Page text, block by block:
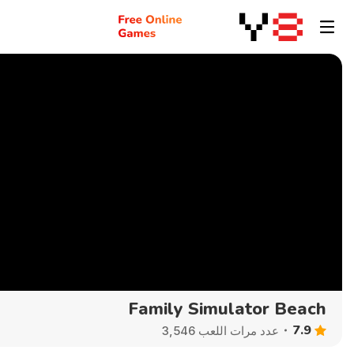
Family Simulator Beach
7.9 عدد مرات اللعب 3,546